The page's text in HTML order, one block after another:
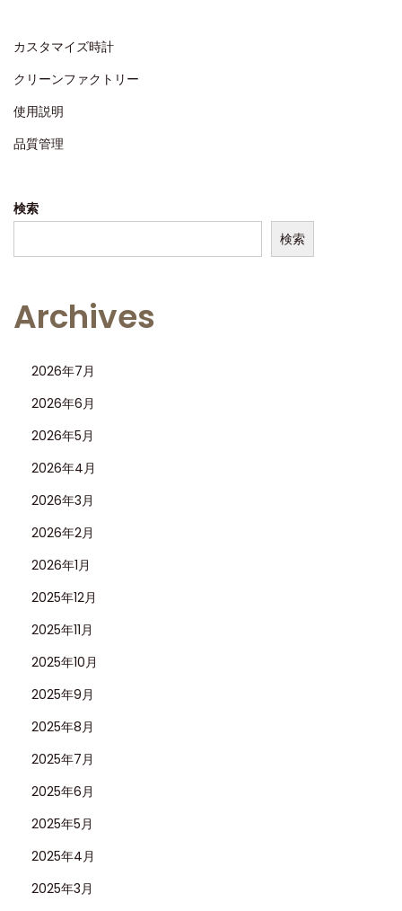
ッ
プ
グ
ド
レ
ュ
カスタマイズ時計
クリーンファクトリー
使用説明
品質管理
検索
検索
Archives
2026年7月
2026年6月
2026年5月
2026年4月
2026年3月
2026年2月
2026年1月
2025年12月
2025年11月
2025年10月
2025年9月
2025年8月
2025年7月
2025年6月
2025年5月
2025年4月
2025年3月